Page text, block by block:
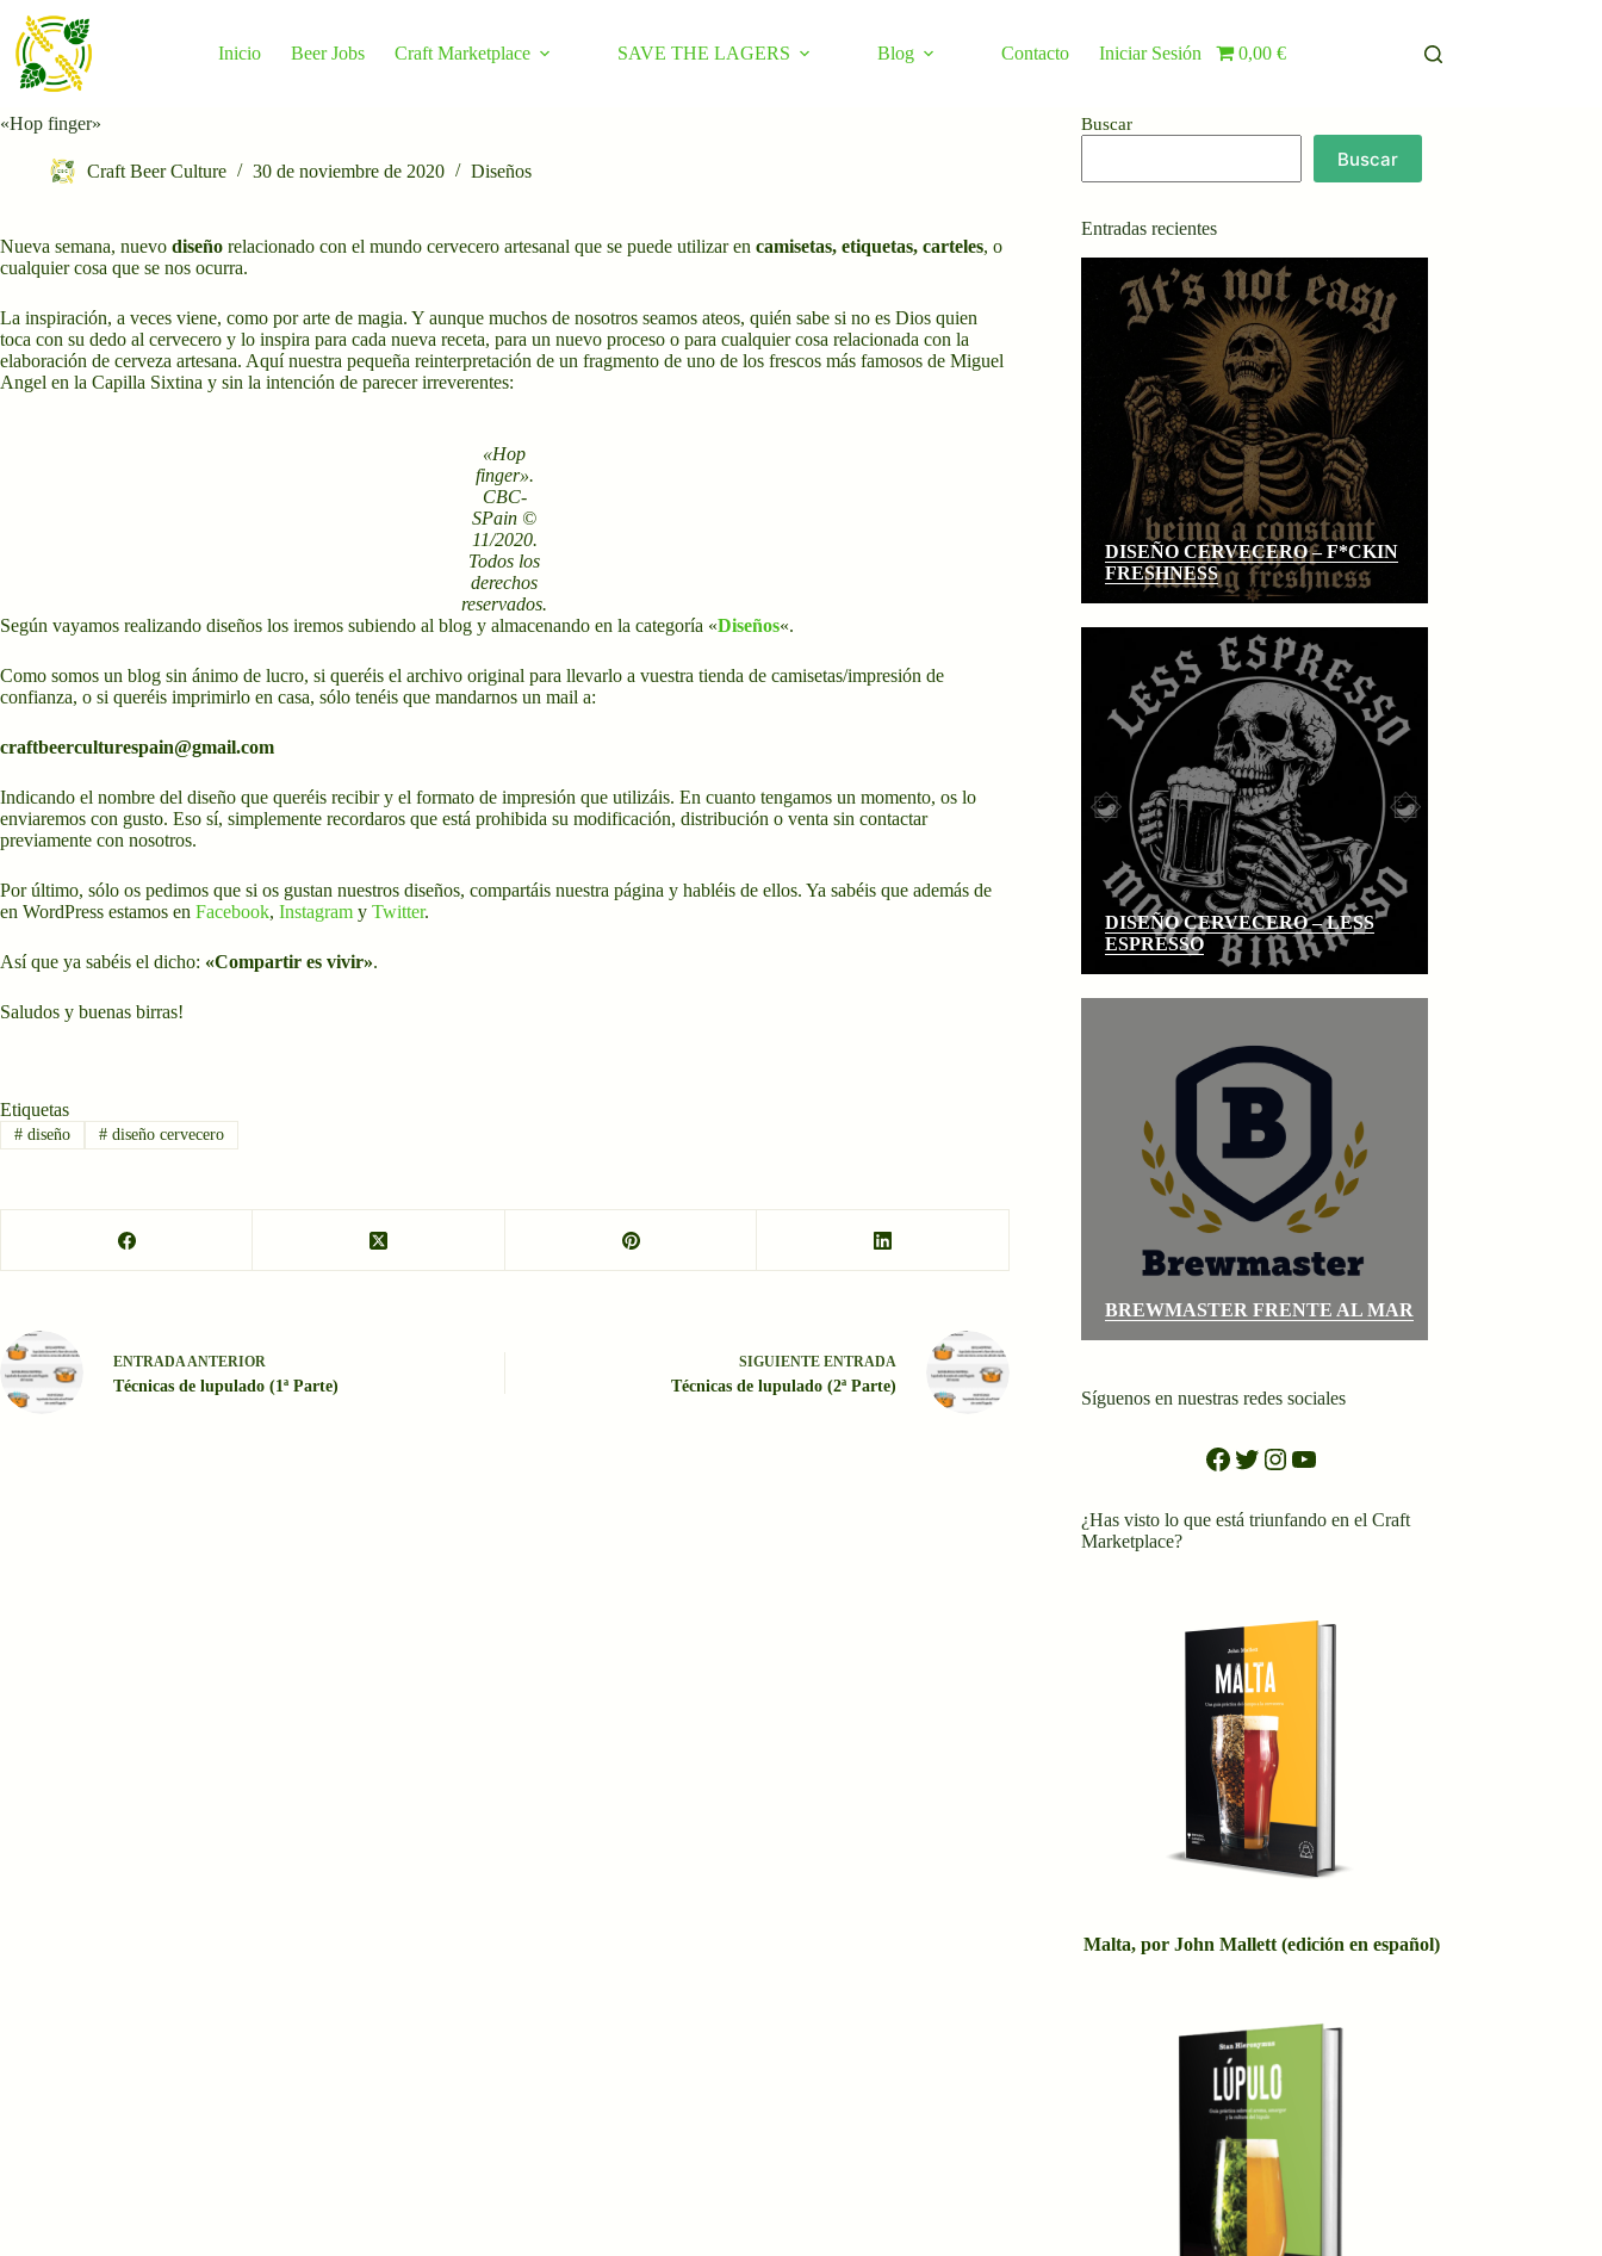
contenido
Inicio Beer Jobs Craft Marketplace SAVE THE LAGERS Blog Contacto Iniciar Sesión 0,00 €
«Hop finger»
Craft Beer Culture 30 de noviembre de 2020 Diseños
Nueva semana, nuevo diseño relacionado con el mundo cervecero artesanal que se puede utilizar en camisetas, etiquetas, carteles, o
cualquier cosa que se nos ocurra.
La inspiración, a veces viene, como por arte de magia. Y aunque muchos de nosotros seamos ateos, quién sabe si no es Dios quien
toca con su dedo al cervecero y lo inspira para cada nueva receta, para un nuevo proceso o para cualquier cosa relacionada con la
elaboración de cerveza artesana. Aquí nuestra pequeña reinterpretación de un fragmento de uno de los frescos más famosos de Miguel
Angel en la Capilla Sixtina y sin la intención de parecer irreverentes:
«Hop
finger».
CBC-
SPain ©
11/2020.
Todos los
derechos
reservados.
Según vayamos realizando diseños los iremos subiendo al blog y almacenando en la categoría «Diseños«.
Como somos un blog sin ánimo de lucro, si queréis el archivo original para llevarlo a vuestra tienda de camisetas/impresión de
confianza, o si queréis imprimirlo en casa, sólo tenéis que mandarnos un mail a:
craftbeerculturespain@gmail.com
Indicando el nombre del diseño que queréis recibir y el formato de impresión que utilizáis. En cuanto tengamos un momento, os lo
enviaremos con gusto. Eso sí, simplemente recordaros que está prohibida su modificación, distribución o venta sin contactar
previamente con nosotros.
Por último, sólo os pedimos que si os gustan nuestros diseños, compartáis nuestra página y habléis de ellos. Ya sabéis que además de
en WordPress estamos en Facebook, Instagram y Twitter.
Así que ya sabéis el dicho: «Compartir es vivir».
Saludos y buenas birras!
Etiquetas
#diseño #diseño cervecero
ENTRADAANTERIOR
Técnicas de lupulado (1ª Parte)
SIGUIENTE ENTRADA
Técnicas de lupulado (2ª Parte)
Buscar
Buscar
Entradas recientes
DISEÑO CERVECERO – F*CKIN
FRESHNESS
DISEÑO CERVECERO – LESS
ESPRESSO
BREWMASTER FRENTE AL MAR
Síguenos en nuestras redes sociales
Facebook
Twitter
Instagram
YouTube
¿Has visto lo que está triunfando en el Craft
Marketplace?
Malta, por John Mallett (edición en español)